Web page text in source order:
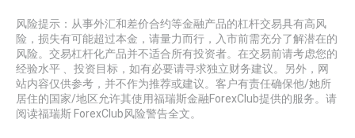
风险提示：从事外汇和差价合约等金融产品的杠杆交易具有高风
险，损失有可能超过本金，请量力而行，入市前需充分了解潜在的
风险。交易杠杆化产品并不适合所有投资者。在交易前请考虑您的
经验水平 、投资目标，如有必要请寻求独立财务建议。另外，网
站内容仅供参考，并不作为推荐或建议。客户有责任确保他/她所
居住的国家/地区允许其使用福瑞斯金融ForexClub提供的服务。请
阅读福瑞斯 ForexClub风险警告全文。